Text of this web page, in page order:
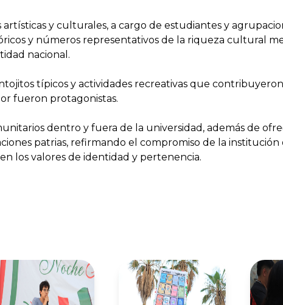
y culturales, a cargo de estudiantes y
y números representativos de la riqueza cultural
nacional.
típicos y actividades recreativas que
fueron protagonistas.
dentro y fuera de la universidad, además de
patrias, refirmando el compromiso de la
los valores de identidad y pertenencia.